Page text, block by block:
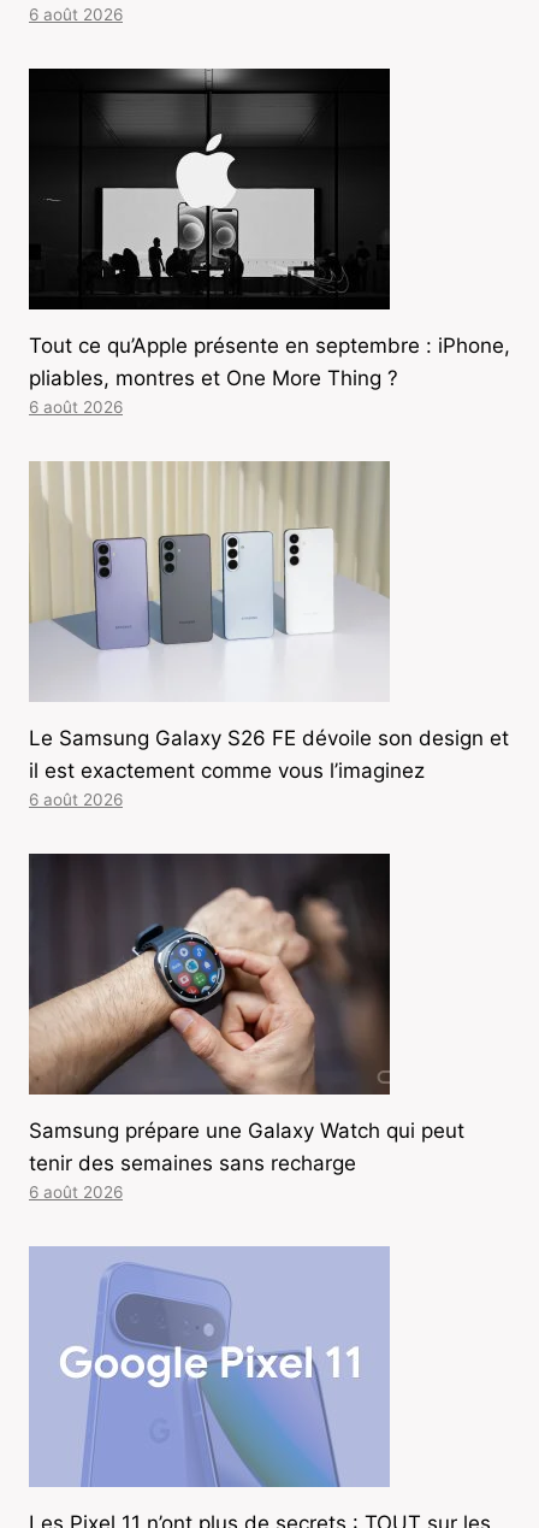
6 août 2026
Tout ce qu’Apple présente en septembre : iPhone,
pliables, montres et One More Thing ?
6 août 2026
Le Samsung Galaxy S26 FE dévoile son design et
il est exactement comme vous l’imaginez
6 août 2026
Samsung prépare une Galaxy Watch qui peut
tenir des semaines sans recharge
6 août 2026